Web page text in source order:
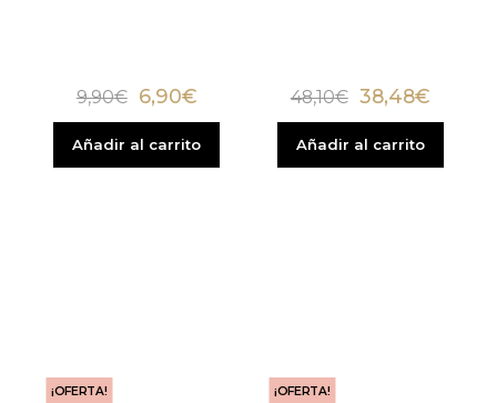
9,90€ 6,90€
Añadir al carrito
48,10€ 38,48€
Añadir al carrito
¡OFERTA! ¡OFERTA!